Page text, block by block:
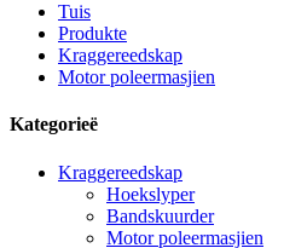
Tuis
Produkte
Kraggereedskap
Motor poleermasjien
Kategorieë
Kraggereedskap
Hoekslyper
Bandskuurder
Motor poleermasjien